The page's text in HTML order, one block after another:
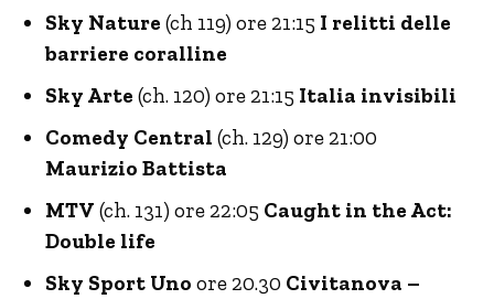
Sky Nature (ch 119) ore 21:15 I relitti delle
barriere coralline
Sky Arte (ch. 120) ore 21:15 Italia invisibili
Comedy Central (ch. 129) ore 21:00
Maurizio Battista
MTV (ch. 131) ore 22:05 Caught in the Act:
Double life
Sky Sport Uno ore 20.30 Civitanova –